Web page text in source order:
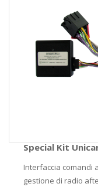
Special Kit
Interfaccia comandi
gestione di radio